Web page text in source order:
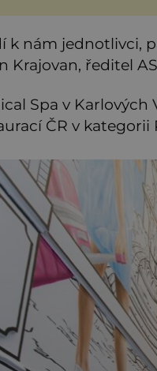
k nám jednotlivci,
Krajovan, ředitel
Spa v
ČR v